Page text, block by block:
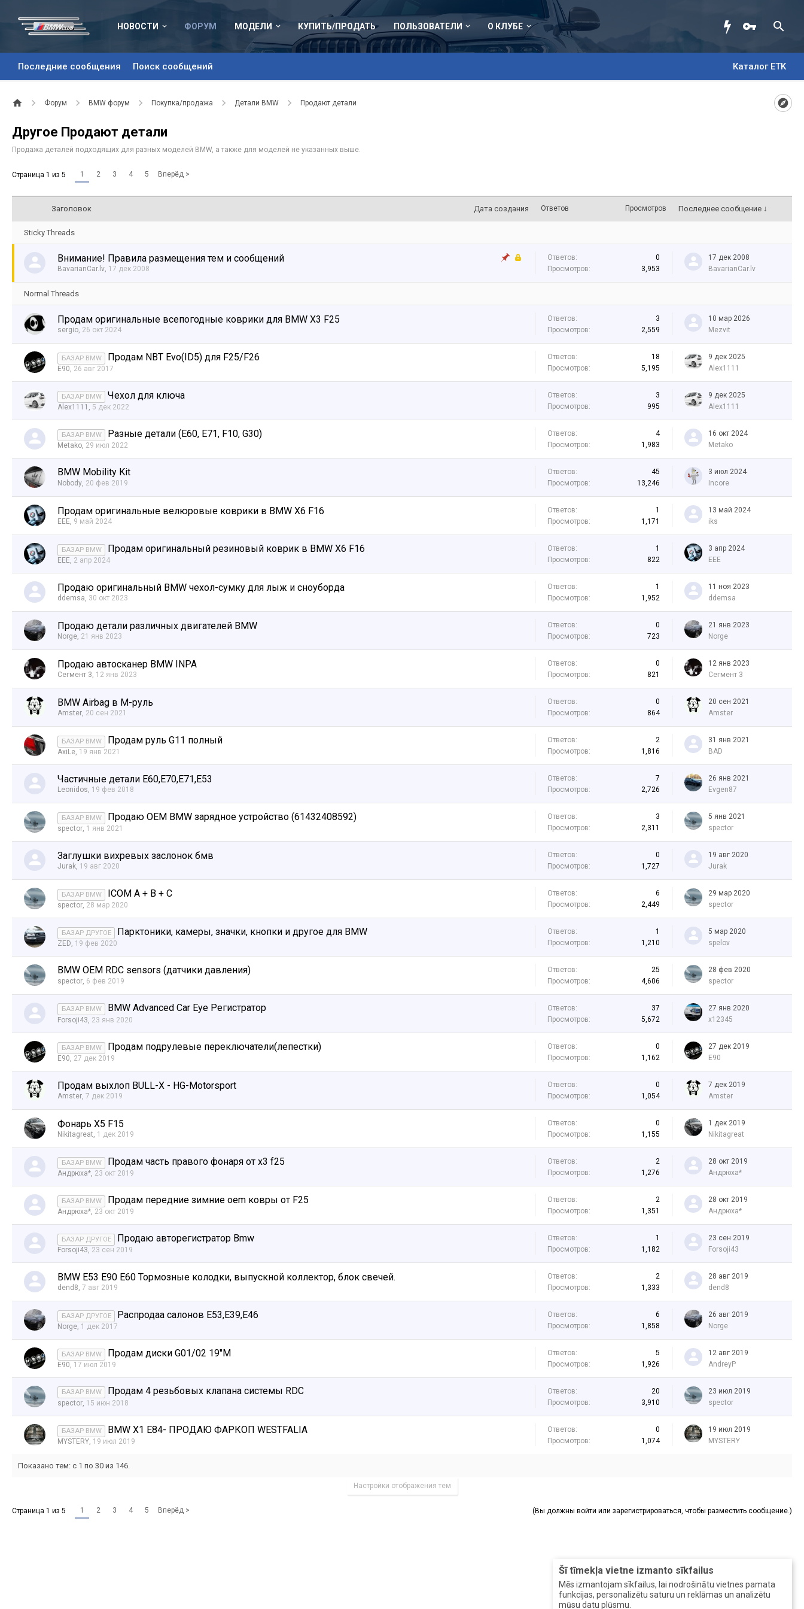
НОВОСТИ ФОРУМ
Последние сообщения Поиск сообщений Каталог ETK
МОДЕЛИ КУПИТЬ/ПРОДАТЬ ПОЛЬЗОВАТЕЛИ О КЛУБЕ
Форум BMW форум Покупка/продажа Детали BMW Продают детали
Šī tīmekļa vietne izmanto sīkfailus
Mēs izmantojam sīkfailus, lai nodrošinātu vietnes pamata
funkcijas, personalizētu saturu un reklāmas un analizētu
mūsu datu plūsmu.
Другое Продают детали
Продажа деталей подходящих для разных моделей BMW, а также для моделей не указанных выше.
Страница 1 из 5 1 2 3 4 5 Вперёд >
Заголовок Дата создания Ответов Просмотров Последнее сообщение ↓
Sticky Threads
Внимание! Правила размещения тем и сообщений
BavarianCar.lv, 17 дек 2008
Ответов:
0
Просмотров:
3,953
17 дек 2008
BavarianCar.lv
Normal Threads
Продам оригинальныe всепогодные коврики для BMW X3 F25
sergio, 26 окт 2024
Ответов:
3
Просмотров:
2,559
10 мар 2026
Mezvit
БАЗАР BMW Продам NBT Evo(ID5) для F25/F26
E90, 26 авг 2017
Ответов:
18
Просмотров:
5,195
9 дек 2025
Alex1111
БАЗАР BMW Чехол для ключа
Alex1111 , 5 дек 2022
Ответов:
3
Просмотров:
995
9 дек 2025
Alex1111
БАЗАР BMW Разные детали (E60, E71, F10, G30)
Metako, 29 июл 2022
Ответов:
4
Просмотров:
1,983
16 окт 2024
Metako
BMW Mobility Kit
Nobody, 20 фев 2019
Ответов:
45
Просмотров:
13,246
3 июл 2024
Incore
Продам оригинальныe велюровые коврики в BMW X6 F16
EEE, 9 май 2024
Ответов:
1
Просмотров:
1,171
13 май 2024
iks
БАЗАР BMW Продам оригинальный резиновый коврик в BMW X6 F16
EEE, 2 апр 2024
Ответов:
1
Просмотров:
822
3 апр 2024
EEE
Продаю оригинальный BMW чехол-сумку для лыж и сноуборда
ddemsa, 30 окт 2023
Ответов:
1
Просмотров:
1,952
11 ноя 2023
ddemsa
Продаю детали различных двигателей BMW
Norge, 21 янв 2023
Ответов:
0
Просмотров:
723
21 янв 2023
Norge
Продаю автосканер BMW INPA
Сегмент 3, 12 янв 2023
Ответов:
0
Просмотров:
821
12 янв 2023
Сегмент 3
BMW Airbag в М-руль
Amster, 20 сен 2021
Ответов:
0
Просмотров:
864
20 сен 2021
Amster
БАЗАР BMW Продам руль G11 полный
AxiLe, 19 янв 2021
Ответов:
2
Просмотров:
1,816
31 янв 2021
BAD
Частичные детали E60,E70,E71,E53
Leonidos, 19 фев 2018
Ответов:
7
Просмотров:
2,726
26 янв 2021
Evgen87
БАЗАР BMW Продаю OEM BMW зарядное устройство (61432408592)
spector, 1 янв 2021
Ответов:
3
Просмотров:
2,311
5 янв 2021
spector
Заглушки вихревых заслонок бмв
Jurak, 19 авг 2020
Ответов:
0
Просмотров:
1,727
19 авг 2020
Jurak
БАЗАР BMW ICOM A + B + C
spector, 28 мар 2020
Ответов:
6
Просмотров:
2,449
29 мар 2020
spector
БАЗАР ДРУГОЕ Парктоники, камеры, значки, кнопки и другое для BMW
ZED, 19 фев 2020
Ответов:
1
Просмотров:
1,210
5 мар 2020
spelov
BMW OEM RDC sensors (датчики давления)
spector, 6 фев 2019
Ответов:
25
Просмотров:
4,606
28 фев 2020
spector
БАЗАР BMW BMW Advanced Car Eye Регистратор
Forsoji43, 23 янв 2020
Ответов:
37
Просмотров:
5,672
27 янв 2020
x12345
БАЗАР BMW Продам подрулевые переключатели(лепестки)
E90, 27 дек 2019
Ответов:
0
Просмотров:
1,162
27 дек 2019
E90
Продам выхлоп BULL-X - HG-Motorsport
Amster, 7 дек 2019
Ответов:
0
Просмотров:
1,054
7 дек 2019
Amster
Фонарь X5 F15
Nikitagreat, 1 дек 2019
Ответов:
0
Просмотров:
1,155
1 дек 2019
Nikitagreat
БАЗАР BMW Продам часть правого фонаря от x3 f25
Андрюха*, 23 окт 2019
Ответов:
2
Просмотров:
1,276
28 окт 2019
Андрюха*
БАЗАР BMW Продам передние зимние oem ковры от F25
Андрюха*, 23 окт 2019
Ответов:
2
Просмотров:
1,351
28 окт 2019
Андрюха*
БАЗАР ДРУГОЕ Продаю авторегистратор Bmw
Forsoji43, 23 сен 2019
Ответов:
1
Просмотров:
1,182
23 сен 2019
Forsoji43
BMW E53 E90 E60 Тормозные колодки, выпускной коллектор, блок свечей.
dend8, 7 авг 2019
Ответов:
2
Просмотров:
1,333
28 авг 2019
dend8
БАЗАР ДРУГОЕ Распродаа салонов Е53,Е39,Е46
Norge, 1 дек 2017
Ответов:
6
Просмотров:
1,858
26 авг 2019
Norge
БАЗАР BMW Продам диски G01/02 19"М
E90, 17 июл 2019
Ответов:
5
Просмотров:
1,926
12 авг 2019
AndreyP
БАЗАР BMW Продам 4 резьбовых клапана системы RDC
spector, 15 июн 2018
Ответов:
20
Просмотров:
3,910
23 июл 2019
spector
БАЗАР BMW BMW X1 E84- ПРОДАЮ ФАРКОП WESTFALIA
MYSTERY, 19 июл 2019
Ответов:
0
Просмотров:
1,074
19 июл 2019
MYSTERY
Показано тем: с 1 по 30 из 146.
Настройки отображения тем
(Вы должны войти или зарегистрироваться, чтобы разместить сообщение.)
Страница 1 из 5 1 2 3 4 5 Вперёд >